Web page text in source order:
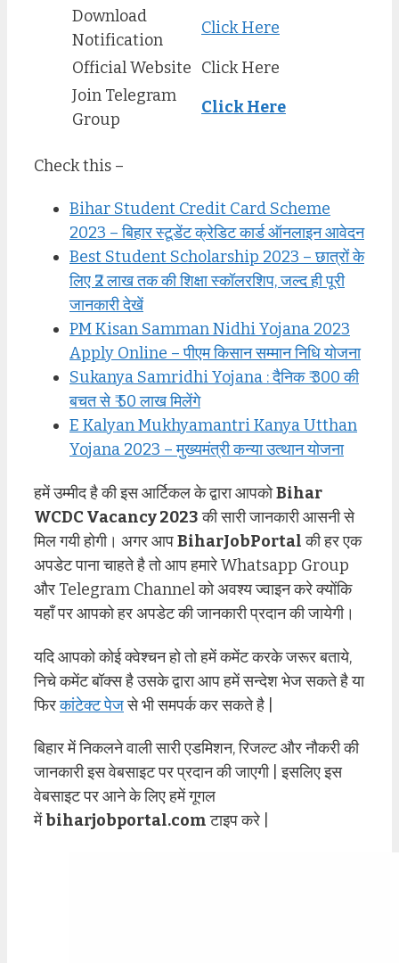
Download
Notification
Click Here
Official Website Click Here
Join Telegram
Group
Click Here
Check this –
Bihar Student Credit Card Scheme
2023 – बिहार स्टूडेंट क्रेडिट कार्ड ऑनलाइन आवेदन
Best Student Scholarship 2023 – छात्रों के
लिए ₹2 लाख तक की शिक्षा स्कॉलरशिप, जल्द ही पूरी
जानकारी देखें
PM Kisan Samman Nidhi Yojana 2023
Apply Online – पीएम किसान सम्मान निधि योजना
Sukanya Samridhi Yojana : दैनिक ₹ 300 की
बचत से ₹ 50 लाख मिलेंगे
E Kalyan Mukhyamantri Kanya Utthan
Yojana 2023 – मुख्यमंत्री कन्या उत्थान योजना
हमें उम्मीद है की इस आर्टिकल के द्वारा आपकोBihar
WCDC Vacancy 2023की सारी जानकारी आसनी से
मिल गयी होगी। अगर आपBiharJobPortalकी हर एक
अपडेट पाना चाहते है तो आप हमारे Whatsapp Group
और Telegram Channel को अवश्य ज्वाइन करे क्योंकि
यहाँ पर आपको हर अपडेट की जानकारी प्रदान की जायेगी।
यदि आपको कोई क्वेश्चन हो तो हमें कमेंट करके जरूर बताये,
निचे कमेंट बॉक्स है उसके द्वारा आप हमें सन्देश भेज सकते है या
फिरकांटेक्ट पेजसे भी समपर्क कर सकते है |
बिहार में निकलने वाली सारी एडमिशन, रिजल्ट और नौकरी की
जानकारी इस वेबसाइट पर प्रदान की जाएगी | इसलिए इस
वेबसाइट पर आने के लिए हमें गूगल
मेंbiharjobportal.comटाइप करे |